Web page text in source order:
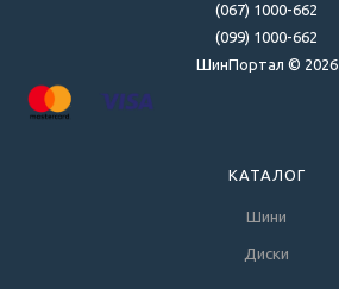
(067) 1000-662
(099) 1000-662
ШинПортал © 2026
КАТАЛОГ
Шини
Диски